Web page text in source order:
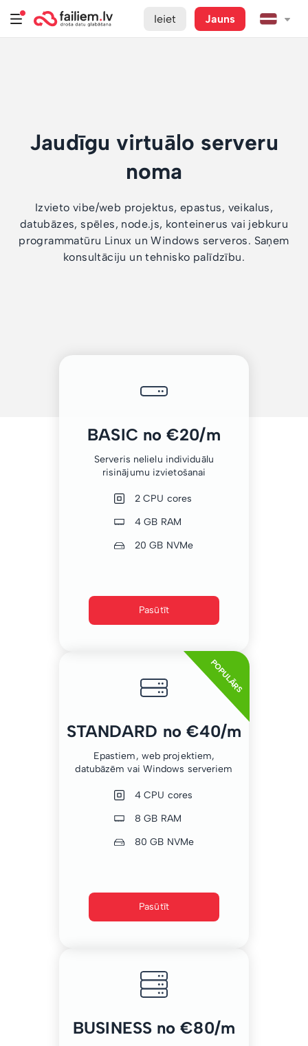
Ieiet Jauns
Jaudīgu virtuālo serveru
noma
Izvieto vibe/web projektus, epastus, veikalus,
datubāzes, spēles, node.js, konteinerus vai jebkuru
programmatūru Linux un Windows serveros. Saņem
konsultāciju un tehnisko palīdzību.
BASIC no €20/m
Serveris nelielu individuālu
risinājumu izvietošanai
2 CPU cores
4 GB RAM
20 GB NVMe
Pasūtīt
POPULĀRS
STANDARD no €40/m
Epastiem, web projektiem,
datubāzēm vai Windows serveriem
4 CPU cores
8 GB RAM
80 GB NVMe
Pasūtīt
BUSINESS no €80/m